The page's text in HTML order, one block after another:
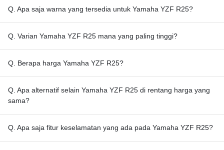
Q. Apa saja warna yang tersedia untuk Yamaha YZF R25?
Q. Varian Yamaha YZF R25 mana yang paling tinggi?
Q. Berapa harga Yamaha YZF R25?
Q. Apa alternatif selain Yamaha YZF R25 di rentang harga yang
sama?
Q. Apa saja fitur keselamatan yang ada pada Yamaha YZF R25?